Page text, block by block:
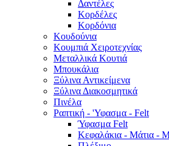
Δαντέλες
Κορδέλες
Κορδόνια
Κουδούνια
Κουμπιά Χειροτεχνίας
Μεταλλικά Κουτιά
Μπουκάλια
Ξύλινα Αντικείμενα
Ξύλινα Διακοσμητικά
Πινέλα
Ραπτική - 'Υφασμα - Felt
Ύφασμα Felt
Κεφαλάκια - Μάτια -